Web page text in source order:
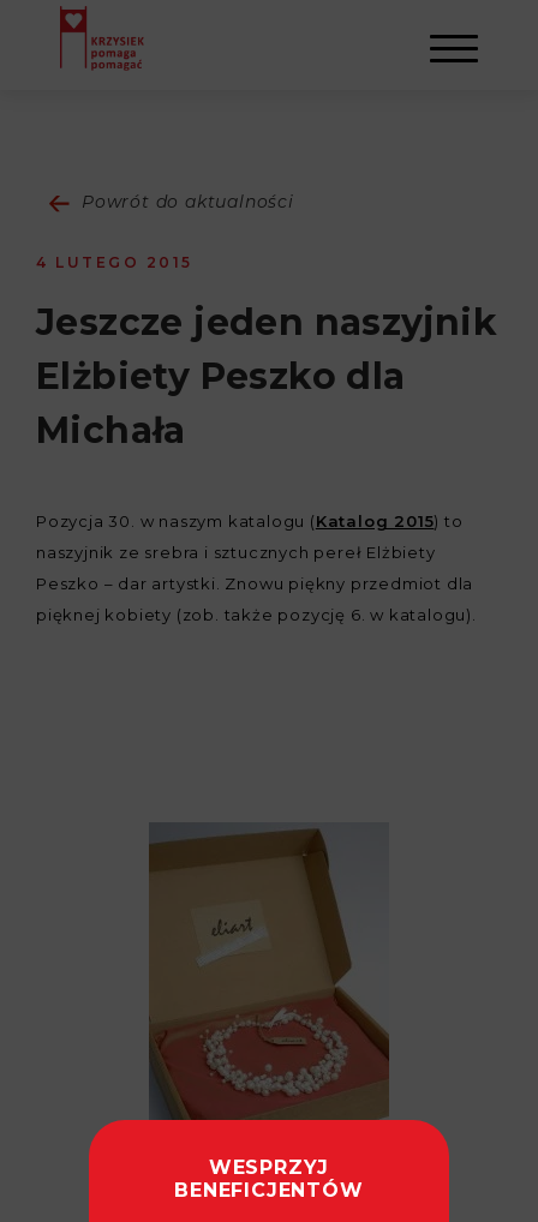
NAPISALI O NAS
GALERIA
NASI BENEFICJENCI
SULEJMAN
KONTAKT
REJESTRACJA
Powrót do aktualności
4 LUTEGO 2015
Jeszcze jeden naszyjnik
Elżbiety Peszko dla
Michała
Pozycja 30. w naszym katalogu (Katalog 2015) to
naszyjnik ze srebra i sztucznych pereł Elżbiety
Peszko – dar artystki. Znowu piękny przedmiot dla
pięknej kobiety (zob. także pozycję 6. w katalogu).
WESPRZYJ
BENEFICJENTÓW